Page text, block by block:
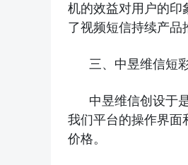
机的效益对用户的印
了视频短信持续产品
三、中昱维信短
中昱维信创设于
我们平台的操作界面
价格。